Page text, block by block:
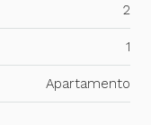
2
1
Apartamento